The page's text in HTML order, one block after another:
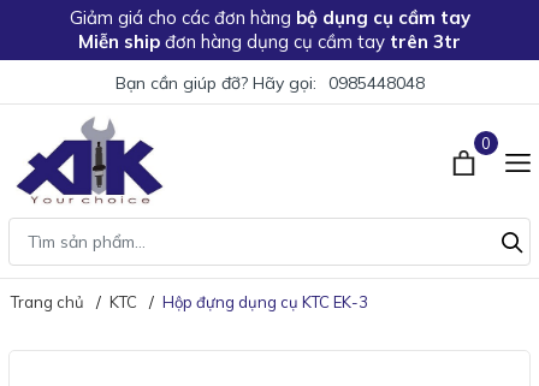
Giảm giá cho các đơn hàng bộ dụng cụ cầm tay
Miễn ship đơn hàng dụng cụ cầm tay trên 3tr
Bạn cần giúp đỡ? Hãy gọi: 0985448048
0
Trang chủ KTC Hộp đựng dụng cụ KTC EK-3